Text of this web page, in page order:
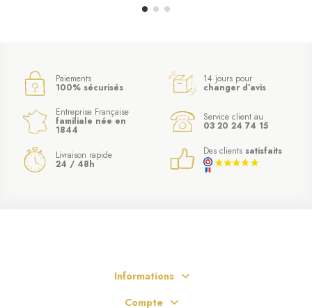
Paiements
100% sécurisés
14 jours pour
changer d’avis
Entreprise Française
familiale née en
1844
Service client au
03 20 24 74 15
Livraison rapide
24 / 48h
Des clients satisfaits
Informations
Compte